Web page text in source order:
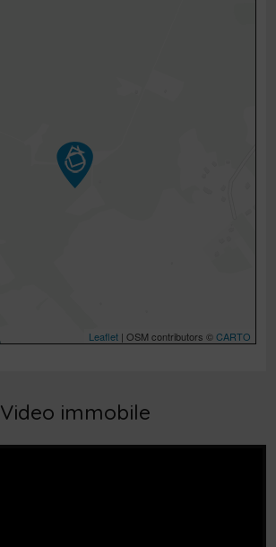
Leaflet | OSM contributors ©CARTO
Video immobile